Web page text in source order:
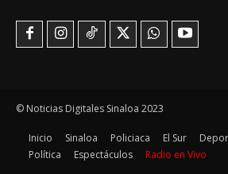
© Noticias Digitales Sinaloa 2023
Inicio Sinaloa Policiaca El Sur
Política
Espectáculos Radio en Vivo